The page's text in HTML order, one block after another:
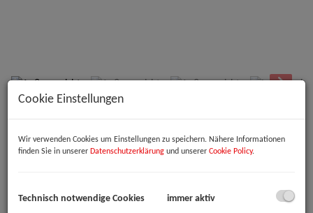
Beschreibung
Willkommen in Ihrem neuen Büro- oder Praxisraum in der
eine ideale Lage im Herzen von Oberösterreich.
Cookie Einstellungen
Wir verwenden Cookies um Einstellungen zu speichern. Nähere Informationen
finden Sie in unserer Datenschutzerklärung und unserer Cookie Policy.
Technisch notwendige Cookies immer aktiv